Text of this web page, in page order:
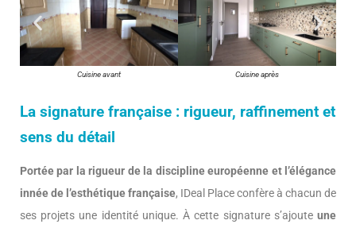
Cuisine avant Cuisine après
La signature française : rigueur, raffinement et
sens du détail
Portée par la rigueur de la discipline européenne et l’élégance
innée de l’esthétique française, IDeal Place confère à chacun de
ses projets une identité unique. À cette signature s’ajoute une